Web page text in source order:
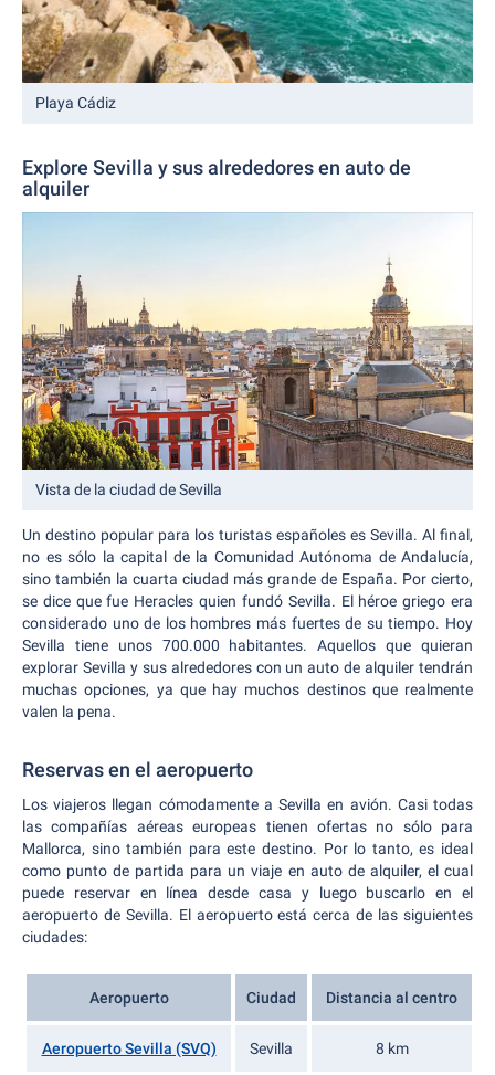
Playa Cádiz
Explore Sevilla y sus alrededores en auto de
alquiler
Vista de la ciudad de Sevilla
Un destino popular para los turistas españoles es Sevilla. Al final,
no es sólo la capital de la Comunidad Autónoma de Andalucía,
sino también la cuarta ciudad más grande de España. Por cierto,
se dice que fue Heracles quien fundó Sevilla. El héroe griego era
considerado uno de los hombres más fuertes de su tiempo. Hoy
Sevilla tiene unos 700.000 habitantes. Aquellos que quieran
explorar Sevilla y sus alrededores con un auto de alquiler tendrán
muchas opciones, ya que hay muchos destinos que realmente
valen la pena.
Reservas en el aeropuerto
Los viajeros llegan cómodamente a Sevilla en avión. Casi todas
las compañías aéreas europeas tienen ofertas no sólo para
Mallorca, sino también para este destino. Por lo tanto, es ideal
como punto de partida para un viaje en auto de alquiler, el cual
puede reservar en línea desde casa y luego buscarlo en el
aeropuerto de Sevilla. El aeropuerto está cerca de las siguientes
ciudades:
Aeropuerto Ciudad Distancia al centro
Aeropuerto Sevilla (SVQ) Sevilla 8 km